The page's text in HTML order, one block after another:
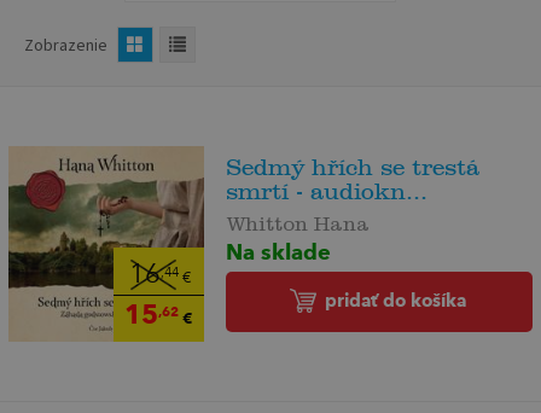
Zobrazenie
16,44€
15,62€
Sedmý hřích se trestá
smrtí - audiokn...
Whitton Hana
Na sklade
pridať do košíka